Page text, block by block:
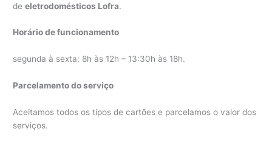
deeletrodomésticos Lofra.
Horário de funcionamento
segunda à sexta: 8h às 12h – 13:30h às 18h.
Parcelamento do serviço
Aceitamos todos os tipos de cartões e parcelamos o valor dos
serviços.